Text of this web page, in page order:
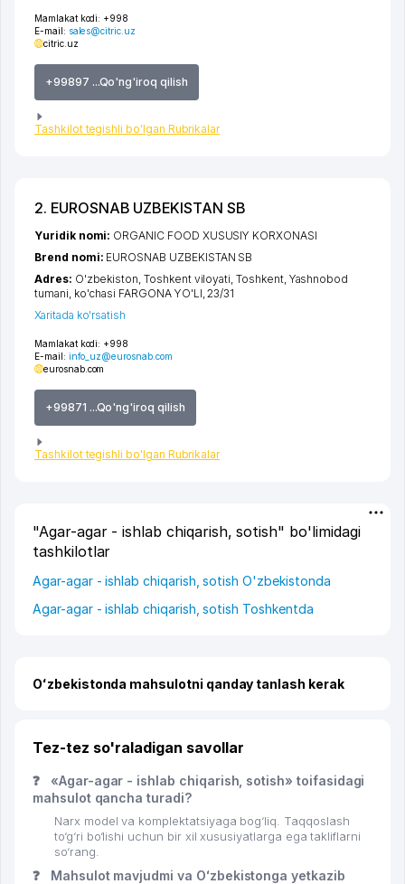
Mamlakat kodi: +998
E-mail: sales@citric.uz
citric.uz
+99897 ...Qo'ng'iroq qilish
Tashkilot tegishli bo'lgan Rubrikalar
2. EUROSNAB UZBEKISTAN SB
Mamlakat kodi: +998
E-mail: info_uz@eurosnab.com
eurosnab.com
+99871 ...Qo'ng'iroq qilish
Tashkilot tegishli bo'lgan Rubrikalar
Yuridik nomi: ORGANIC FOOD XUSUSIY KORXONASI
Brend nomi: EUROSNAB UZBEKISTAN SB
Adres: O'zbekiston,Toshkent viloyati,Toshkent, Yashnobod
tumani, ko'chasi FARGONA YO'LI, 23/31
Xaritada ko'rsatish
"Agar-agar - ishlab chiqarish, sotish" bo'limidagi
tashkilotlar
Agar-agar - ishlab chiqarish, sotish O'zbekistonda
Agar-agar - ishlab chiqarish, sotish Toshkentda
Oʻzbekistonda mahsulotni qanday tanlash kerak
Tez-tez so'raladigan savollar
❓
«Agar-agar - ishlab chiqarish, sotish» toifasidagi
mahsulot qancha turadi?
Narx model va komplektatsiyaga bog‘liq. Taqqoslash
to‘g‘ri bo‘lishi uchun bir xil xususiyatlarga ega takliflarni
so‘rang.
❓ Mahsulot mavjudmi va Oʻzbekistonga yetkazib